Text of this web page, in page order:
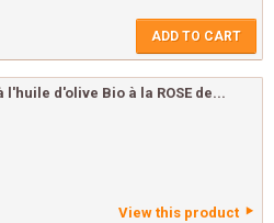
ADD TO CART
l'huile d'olive Bio à la ROSE de...
View this product